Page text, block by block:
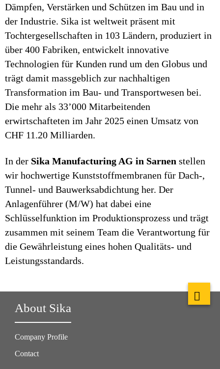
Dämpfen, Verstärken und Schützen im Bau und in
der Industrie. Sika ist weltweit präsent mit
Tochtergesellschaften in 103 Ländern, produziert in
über 400 Fabriken, entwickelt innovative
Technologien für Kunden rund um den Globus und
trägt damit massgeblich zur nachhaltigen
Transformation im Bau- und Transportwesen bei.
Die mehr als 33’000 Mitarbeitenden
erwirtschafteten im Jahr 2025 einen Umsatz von
CHF 11.20 Milliarden.
In der Sika Manufacturing AG in Sarnen stellen
wir hochwertige Kunststoffmembranen für Dach-,
Tunnel- und Bauwerksabdichtung her. Der
Anlagenführer (M/W) hat dabei eine
Schlüsselfunktion im Produktionsprozess und trägt
zusammen mit seinem Team die Verantwortung für
die Gewährleistung eines hohen Qualitäts- und
Leistungsstandards.
About Sika
Company Profile
Contact